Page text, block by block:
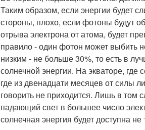
Таким образом, если энергии будет
стороны, плохо, если фотоны будут
отрыва электрона от атома, будет
правило - один фотон может выбить
низким - не больше 30%, то есть в
солнечной энергии. На экваторе, где
где из двенадцати месяцев от силы
говорить не приходится. Лишь в том
падающий свет в большее число
солнечная энергия будет доступна